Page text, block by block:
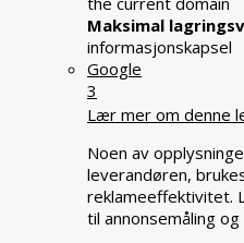
Maksimal
informasjonskapsel
Google
3
Lær mer om denne
Noen av
leverandøren,
reklameeffektivitet.
til annonsemåling